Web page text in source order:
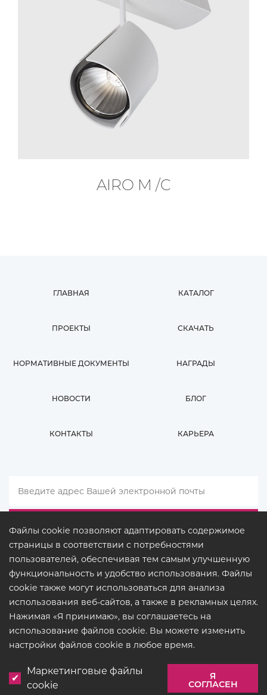
AIRO M /C
ГЛАВНАЯ КАТАЛОГ
ПРОЕКТЫ СКАЧАТЬ
НОРМАТИВНЫЕ ДОКУМЕНТЫ НАГРАДЫ
НОВОСТИ БЛОГ
КОНТАКТЫ КАРЬЕРА
© COPYRIGHT 2026 BUCK
ПРАВОВЫЕ ДОКУМЕНТЫ
Файлы cookie позволяют адаптировать содержимое
страницы в соответствии с потребностями
пользователей, обеспечивая тем самым улучшенную
функциональность и удобство использования. Файлы
cookie также могут использоваться для анализа
использования веб-сайтов, а также в рекламных целях.
Нажимая «Я принимаю», вы соглашаетесь на
использование файлов cookie. Вы можете изменить
настройки файлов cookie в любое время.
Маркетинговые файлы
cookie
Я
СОГЛАСЕН